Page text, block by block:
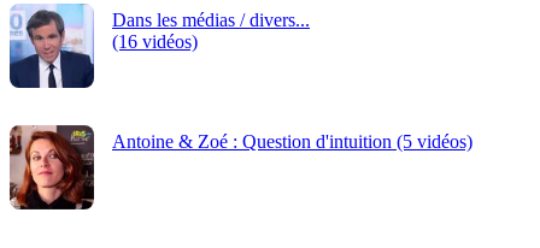
Dans les médias / divers...
(16 vidéos)
Antoine & Zoé : Question d'intuition (5 vidéos)